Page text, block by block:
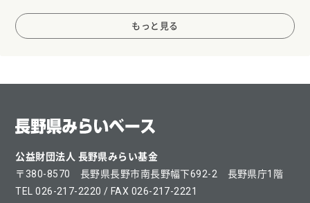
もっと見る
公益財団法人 長野県みらい基金
〒380-8570 長野県長野市南長野幅下692-2 長野県庁1階
TEL 026-217-2220 / FAX 026-217-2221